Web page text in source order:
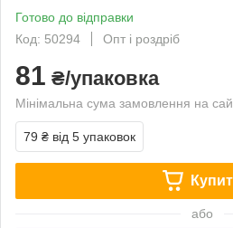
Готово до відправки
Код: 50294
Опт і роздріб
81 ₴/упаковка
Мінімальна сума замовлення на
79 ₴ від 5 упаковок
або